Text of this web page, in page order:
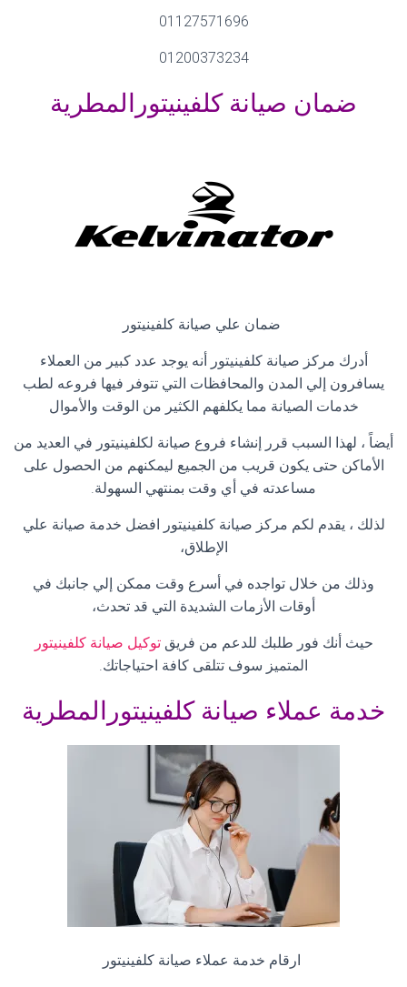
01127571696
01200373234
ضمان صيانة كلفينيتورالمطرية
ضمان علي صيانة كلفينيتور
أدرك مركز صيانة كلفينيتور أنه يوجد عدد كبير من العملاء
يسافرون إلي المدن والمحافظات التي تتوفر فيها فروعه لطب
خدمات الصيانة مما يكلفهم الكثير من الوقت والأموال
أيضاً ، لهذا السبب قرر إنشاء فروع صيانة لكلفينيتور في العديد من
الأماكن حتى يكون قريب من الجميع ليمكنهم من الحصول على
مساعدته في أي وقت بمنتهي السهولة.
لذلك ، يقدم لكم مركز صيانة كلفينيتور افضل خدمة صيانة علي
الإطلاق،
وذلك من خلال تواجده في أسرع وقت ممكن إلي جانبك في
أوقات الأزمات الشديدة التي قد تحدث،
حيث أنك فور طلبك للدعم من فريقتوكيل صيانة كلفينيتور
المتميز سوف تتلقى كافة احتياجاتك.
خدمة عملاء صيانة كلفينيتورالمطرية
ارقام خدمة عملاء صيانة كلفينيتور